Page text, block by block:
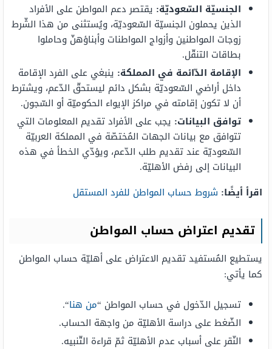
الجنسيّة السّعوديّة: يقتصر دعم المواطن على الأفراد
الذين يحملون الجنسيّة السّعوديّة، ويُستثنى من هذا الشّرط
زوجات المواطنين وأزواج المواطنات وأبناؤهنّ وحاملوا
بطاقات التنقّل.
الإقامة الدّائمة في المملكة: ينبغي على الفرد الإقامة
داخل أراضي السّعوديّة بشكل دائم ليستحقّ الدّعم، ويشترط
أن لا تكون إقامته في مراكز الإيواء الحكوميّة أو السّجون.
توافق البيانات: يجب على الأفراد تقديم المعلومات التي
تتوافق مع بيانات الجهات المُختصّة في المملكة العربيّة
السّعوديّة عند تقديم طلب الدّعم، ويؤدّي الخطأ في هذه
البيانات إلى رفض الأهليّة.
اقرأ أيضًا: شروط حساب المواطن للفرد المستقل
تقديم اعتراض حساب المواطن
يستطيع المُستفيد تقديم الاعتراض على أهليّة حساب المواطن
كما يأتي:
تسجيل الدّخول في حساب المواطن “من هنا“.
الضّغط على دراسة الأهليّة من واجهة الحساب.
النّقر على أسباب عدم الأهليّة ثمّ قراءة التّنبيه.